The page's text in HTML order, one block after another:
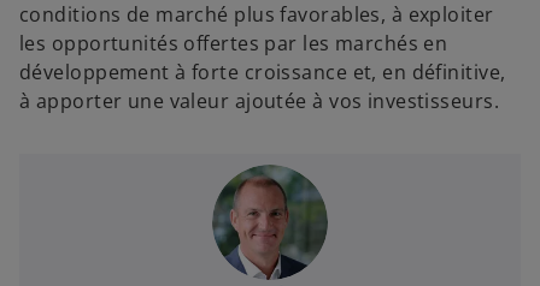
conditions de marché plus favorables, à exploiter
les opportunités offertes par les marchés en
développement à forte croissance et, en définitive,
à apporter une valeur ajoutée à vos investisseurs.